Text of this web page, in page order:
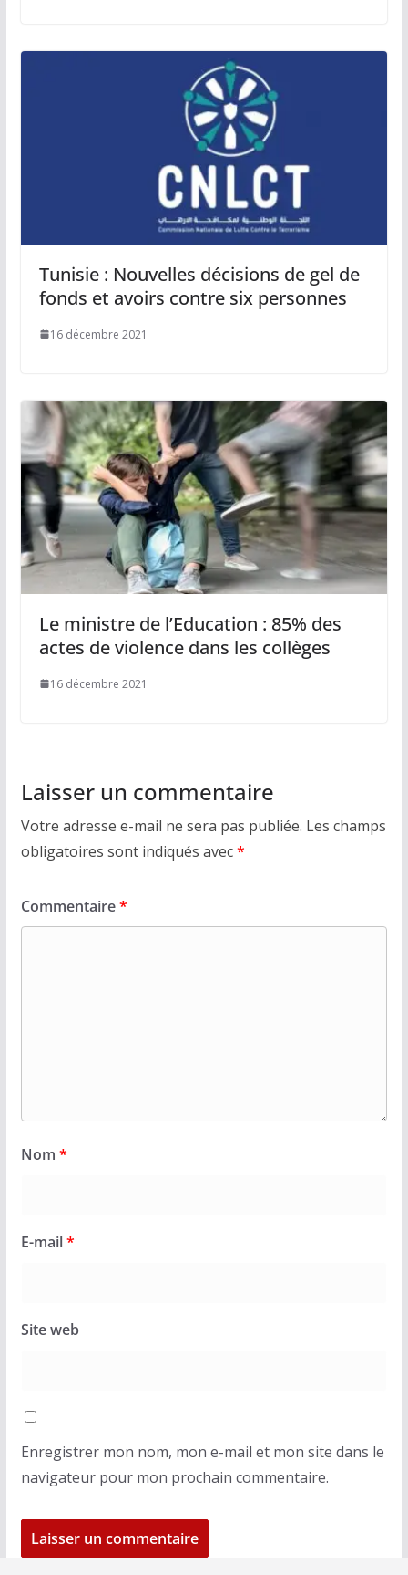
Tunisie : Nouvelles décisions de gel de
fonds et avoirs contre six personnes
16 décembre 2021
Le ministre de l’Education : 85% des
actes de violence dans les collèges
16 décembre 2021
Laisser un commentaire
Votre adresse e-mail ne sera pas publiée. Les champs
obligatoires sont indiqués avec*
Commentaire*
Nom *
E-mail*
Site web
Enregistrer mon nom, mon e-mail et mon site dans le
navigateur pour mon prochain commentaire.